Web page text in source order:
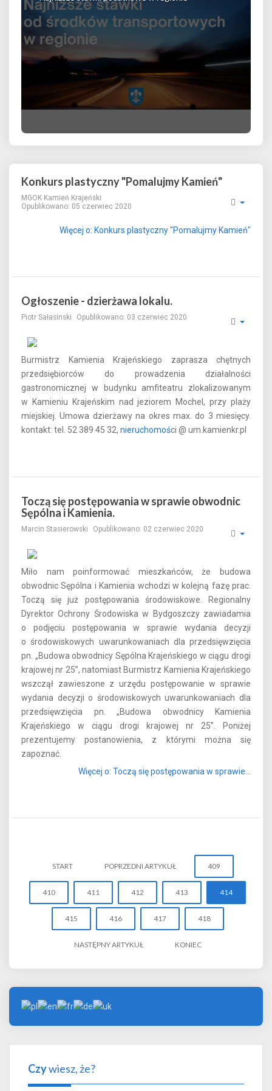
Konkurs plastyczny "Pomalujmy Kamień"
MGOK Kamień Krajeński
Opublikowano: 05 czerwiec 2020
Więcej o: Konkurs plastyczny "Pomalujmy Kamień"
Ogłoszenie - dzierżawa lokalu.
Piotr Sałasinski Opublikowano: 03 czerwiec 2020
Burmistrz Kamienia Krajeńskiego zaprasza chętnych
przedsiębiorców do prowadzenia działalności
gastronomicznej w budynku amfiteatru zlokalizowanym
w Kamieniu Krajeńskim nad jeziorem Mochel, przy plaży
miejskiej. Umowa dzierżawy na okres max. do 3 miesięcy.
kontakt: tel. 52 389 45 32, nieruchomości @ um.kamienkr.pl
Toczą się postępowania w sprawie obwodnic
Sępólna i Kamienia.
Marcin Stasierowski Opublikowano: 02 czerwiec 2020
Miło nam poinformować mieszkańców, że budowa
obwodnic Sępólna i Kamienia wchodzi w kolejną fazę prac.
Toczą się już postępowania środowiskowe. Regionalny
Dyrektor Ochrony Środowiska w Bydgoszczy zawiadamia
o podjęciu postępowania w sprawie wydania decyzji
o środowiskowych uwarunkowaniach dla przedsięwzięcia
pn. „Budowa obwodnicy Sępólna Krajeńskiego w ciągu drogi
krajowej nr 25”, natomiast Burmistrz Kamienia Krajeńskiego
wszczął zawieszone z urzędu postępowanie w sprawie
wydania decyzji o środowiskowych uwarunkowaniach dla
przedsięwzięcia pn. „Budowa obwodnicy Kamienia
Krajeńskiego w ciągu drogi krajowej nr 25”. Poniżej
prezentujemy postanowienia, z którymi można się
zapoznać.
Więcej o: Toczą się postępowania w sprawie...
START POPRZEDNI ARTYKUŁ 409
410 411 412 413 414
415 416 417 418
NASTĘPNY ARTYKUŁ KONIEC
Czywiesz, że?